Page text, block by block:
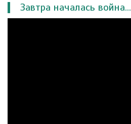
Завтра началась война...